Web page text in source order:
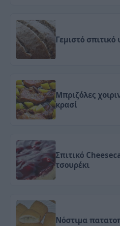
Γεμιστό
Μπριζόλες
κρασί
Σπιτικό
τσουρέκι
Νόστιμα